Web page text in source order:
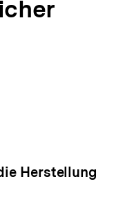
Herstellung